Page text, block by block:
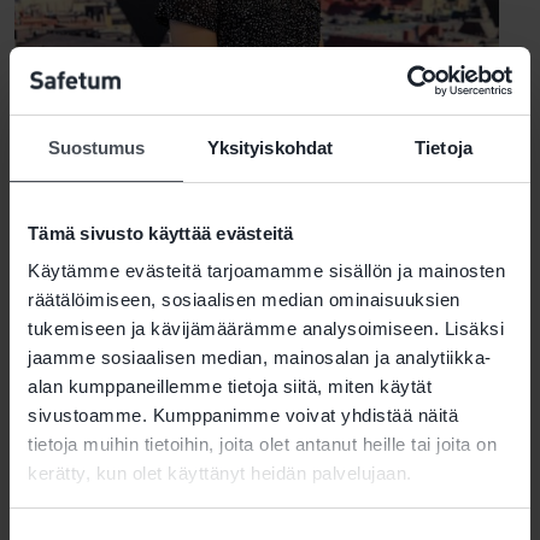
Suostumus Yksityiskohdat Tietoja
Tämä sivusto käyttää evästeitä
Käytämme evästeitä tarjoamamme sisällön ja mainosten
räätälöimiseen, sosiaalisen median ominaisuuksien
tukemiseen ja kävijämäärämme analysoimiseen. Lisäksi
jaamme sosiaalisen median, mainosalan ja analytiikka-
alan kumppaneillemme tietoja siitä, miten käytät
sivustoamme. Kumppanimme voivat yhdistää näitä
tietoja muihin tietoihin, joita olet antanut heille tai joita on
kerätty, kun olet käyttänyt heidän palvelujaan.
Anna Moilanen, Hallinto­assistentti
Matti Tuohino, Senior Asiakkuus­
päällikkö